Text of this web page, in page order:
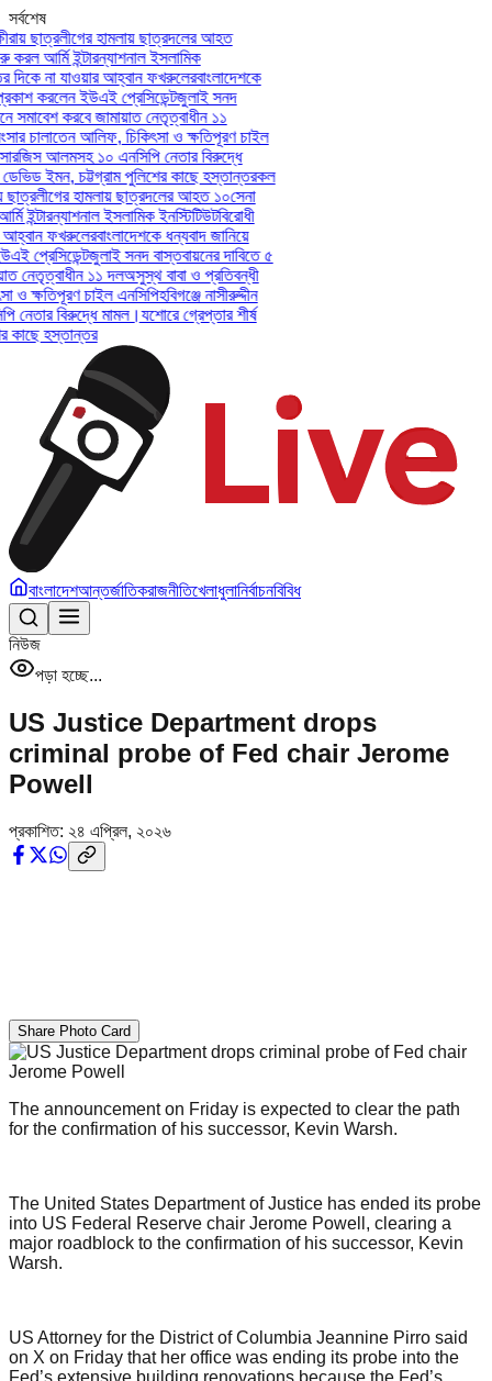
সর্বশেষ
ছাত্রলীগের হামলায় ছাত্রদলের আহত
আর্মি ইন্টারন্যাশনাল ইসলামিক
দিকে না যাওয়ার আহ্বান ফখরুলেরবাংলাদেশকে
করলেন ইউএই প্রেসিডেন্টজুলাই সনদ
করবে জামায়াত নেতৃত্বাধীন ১১
চালাতেন আলিফ, চিকিৎসা ও ক্ষতিপূরণ চাইল
আলমসহ ১০ এনসিপি নেতার বিরুদ্ধে
ইমন, চট্টগ্রাম পুলিশের কাছে হস্তান্তরকল
হামলায় ছাত্রদলের আহত ১০সেনা
ইসলামিক ইনস্টিটিউটবিরোধী
ফখরুলেরবাংলাদেশকে ধন্যবাদ জানিয়ে
প্রেসিডেন্টজুলাই সনদ বাস্তবায়নের দাবিতে ৫
নেতৃত্বাধীন ১১ দলঅসুস্থ বাবা ও প্রতিবন্ধী
ও ক্ষতিপূরণ চাইল এনসিপিহবিগঞ্জে নাসীরুদ্দীন
বিরুদ্ধে মামল।যশোরে গ্রেপ্তার শীর্ষ
হস্তান্তর
বাংলাদেশআন্তর্জাতিকরাজনীতিখেলাধুলানির্বাচনবিবিধ
নিউজ
পড়া হচ্ছে...
US Justice Department drops
criminal probe of Fed chair Jerome
Powell
প্রকাশিত: ২৪ এপ্রিল, ২০২৬
Share Photo Card
The announcement on Friday is expected to clear the path
for the confirmation of his successor, Kevin Warsh.
The United States Department of Justice has ended its probe
into US Federal Reserve chair Jerome Powell, clearing a
major roadblock to the confirmation of his successor, Kevin
Warsh.
US Attorney for the District of Columbia Jeannine Pirro said
on X on Friday that her office was ending its probe into the
Fed’s extensive building renovations because the Fed’s